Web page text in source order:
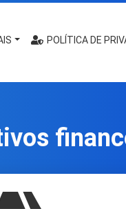
POLÍTICA DE